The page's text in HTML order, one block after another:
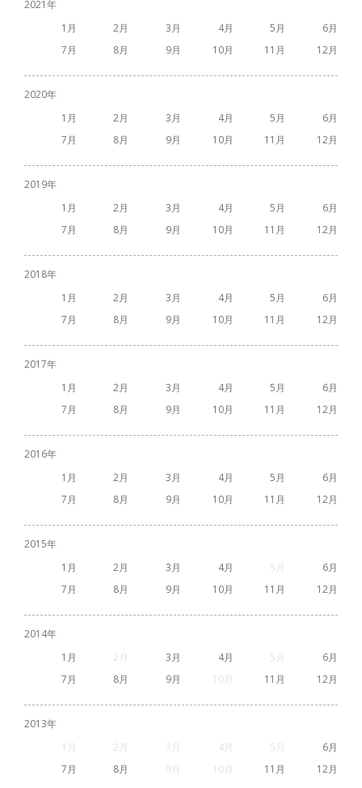
2021
1
2 3 4 5
6
7
8 9 10 11 12
2020
1
2 3 4 5
6
7
8 9 10 11 12
2019
1
2 3 4 5
6
7
8 9 10 11 12
2018
1
2 3 4 5
6
7
8 9 10 11 12
2017
1
2 3 4 5
6
7
8 9 10 11 12
2016
1
2 3 4 5
6
7
8 9 10 11 12
2015
1
2 3 4 5
6
7
8 9 10 11 12
2014
1
2 3 4 5
6
7
8 9 10 11 12
2013
1
2 3 4 5
6
7
8 9 10 11 12